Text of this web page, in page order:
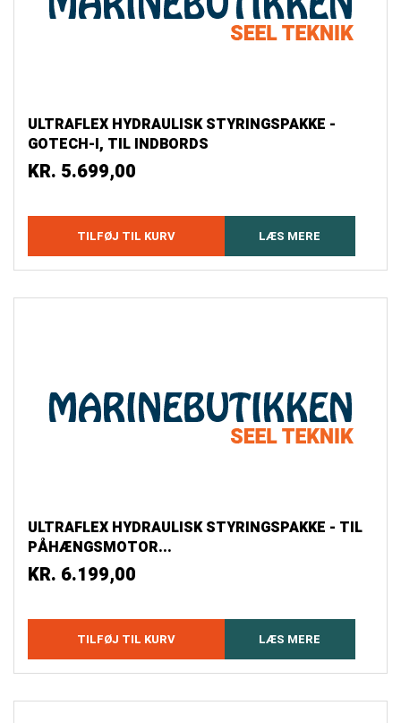
ULTRAFLEX HYDRAULISK STYRINGSPAKKE -
GOTECH-I, TIL INDBORDS
KR. 5.699,00
TILFØJ TIL KURV LÆS MERE
ULTRAFLEX HYDRAULISK STYRINGSPAKKE - TIL
PÅHÆNGSMOTOR...
KR. 6.199,00
TILFØJ TIL KURV LÆS MERE